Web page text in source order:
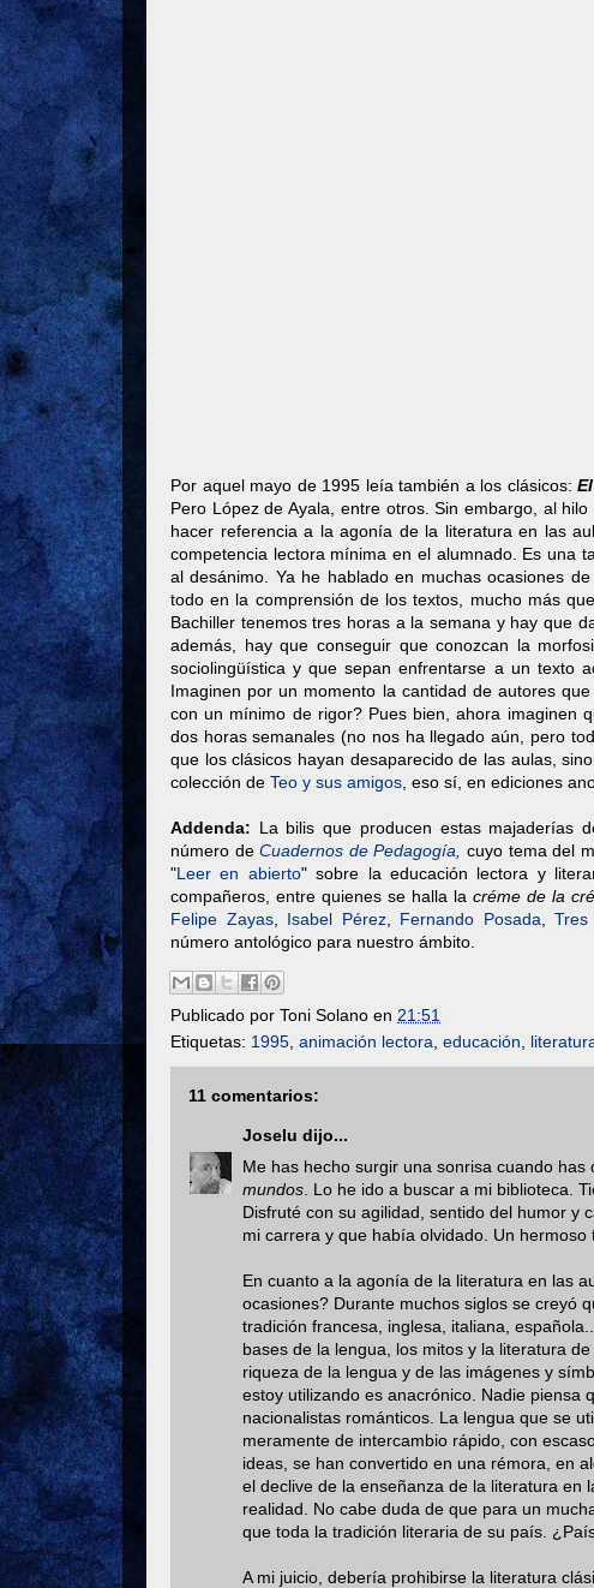
Por aquel mayo de 1995 leía también a los clásicos:
Pero López de Ayala, entre otros. Sin embargo, al
hacer referencia a la agonía de la literatura en las
competencia lectora mínima en el alumnado. Es una
al desánimo. Ya he hablado en muchas ocasiones
todo en la comprensión de los textos, mucho más
Bachiller tenemos tres horas a la semana y hay que
además, hay que conseguir que conozcan la
sociolingüística y que sepan enfrentarse a un texto
Imaginen por un momento la cantidad de autores
con un mínimo de rigor? Pues bien, ahora imaginen
dos horas semanales (no nos ha llegado aún, pero
que los clásicos hayan desaparecido de las aulas,
colección de Teo y sus amigos , eso sí, en ediciones
Addenda: La bilis que producen estas majaderías
número deCuadernos de Pedagogía, cuyo tema del
"Leer en abierto" sobre la educación lectora y
compañeros, entre quienes se halla la créme de la
Felipe Zayas, Isabel Pérez, Fernando Posada ,Tres
número antológico para nuestro ámbito.
Publicado por Toni Solano en 21:51
Etiquetas: 1995 animación lectora educación
11 comentarios:
Joselu dijo...
Me has hecho surgir una sonrisa cuando has
mundos . Lo he ido a buscar a mi biblioteca.
Disfruté con su agilidad, sentido del humor y
mi carrera y que había olvidado. Un hermoso
En cuanto a la agonía de la literatura en las
ocasiones? Durante muchos siglos se creyó
tradición francesa, inglesa, italiana,
bases de la lengua, los mitos y la literatura
riqueza de la lengua y de las imágenes y
estoy utilizando es anacrónico. Nadie piensa
nacionalistas románticos. La lengua que se
meramente de intercambio rápido, con
ideas, se han convertido en una rémora, en
el declive de la enseñanza de la literatura en
realidad. No cabe duda de que para un
que toda la tradición literaria de su país.
A mi juicio, debería prohibirse la literatura